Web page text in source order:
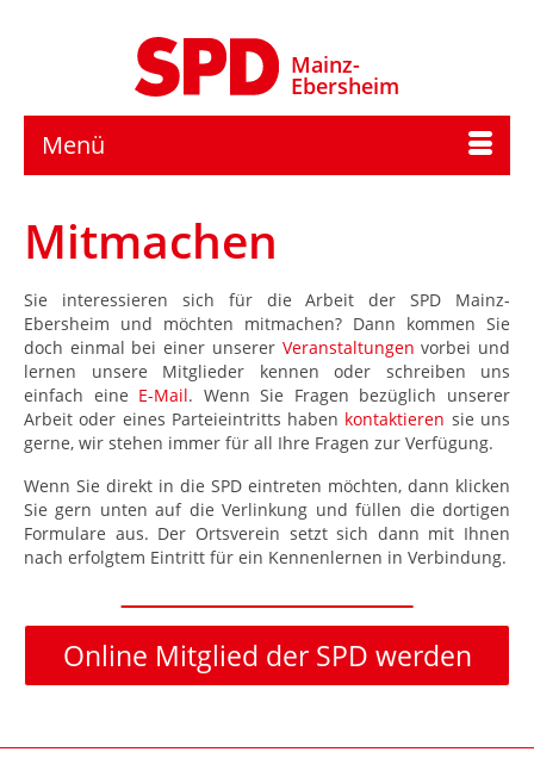
Mainz-
Ebersheim
Menü
Mitmachen
Sie interessieren sich für die Arbeit der SPD Mainz-
Ebersheim und möchten mitmachen? Dann kommen Sie
doch einmal bei einer unserer Veranstaltungen vorbei und
lernen unsere Mitglieder kennen oder schreiben uns
einfach eine E-Mail. Wenn Sie Fragen bezüglich unserer
Arbeit oder eines Parteieintritts haben kontaktieren sie uns
gerne, wir stehen immer für all Ihre Fragen zur Verfügung.
Wenn Sie direkt in die SPD eintreten möchten, dann klicken
Sie gern unten auf die Verlinkung und füllen die dortigen
Formulare aus. Der Ortsverein setzt sich dann mit Ihnen
nach erfolgtem Eintritt für ein Kennenlernen in Verbindung.
Online Mitglied der SPD werden